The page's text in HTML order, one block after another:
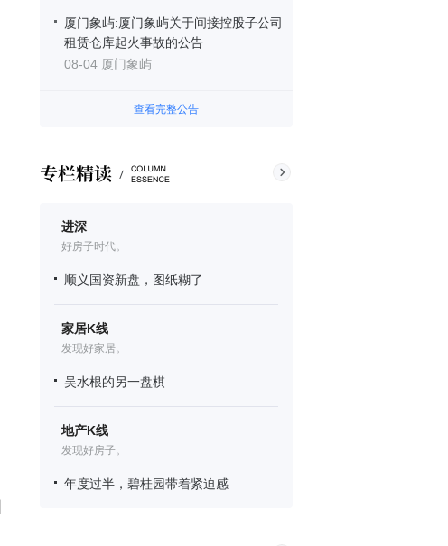
厦门象屿:厦门象屿关于间接控股子公司
租赁仓库起火事故的公告
08-04 厦门象屿
查看完整公告
进深
好房子时代。
顺义国资新盘，图纸糊了
家居K线
发现好家居。
吴水根的另一盘棋
地产K线
发现好房子。
年度过半，碧桂园带着紧迫感